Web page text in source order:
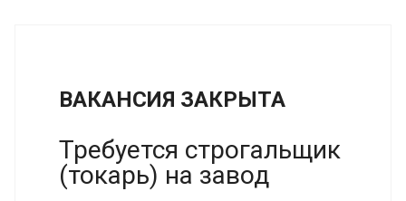
ВАКАНСИЯ ЗАКРЫТА
Требуется строгальщик
(токарь) на завод